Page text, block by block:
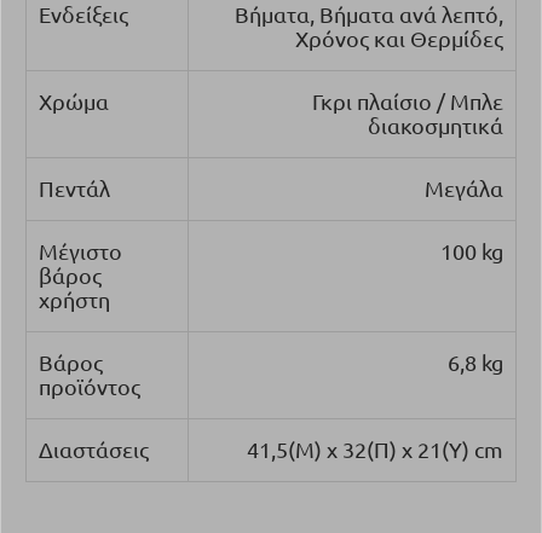
Ενδείξεις
Βήματα, Βήματα ανά λεπτό,
Χρόνος και Θερμίδες
Χρώμα
Γκρι πλαίσιο / Μπλε
διακοσμητικά
Πεντάλ Μεγάλα
Μέγιστο
βάρος
χρήστη
100 kg
Βάρος
προϊόντος
6,8 kg
Διαστάσεις 41,5(Μ) x 32(Π) x 21(Υ) cm